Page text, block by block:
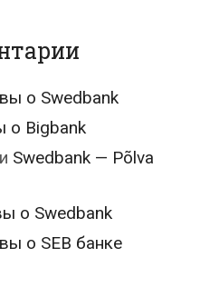
о Swedbank
о Bigbank
Swedbank — Põlva
о Swedbank
о SEB банке